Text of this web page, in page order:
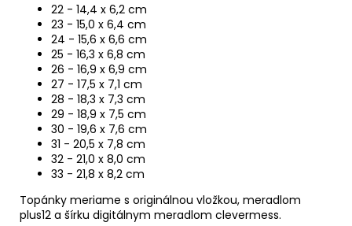
22 - 14,4 x 6,2 cm
23 - 15,0 x 6,4 cm
24 - 15,6 x 6,6 cm
25 - 16,3 x 6,8 cm
26 - 16,9 x 6,9 cm
27 - 17,5 x 7,1 cm
28 - 18,3 x 7,3 cm
29 - 18,9 x 7,5 cm
30 - 19,6 x 7,6 cm
31 - 20,5 x 7,8 cm
32 - 21,0 x 8,0 cm
33 - 21,8 x 8,2 cm
Topánky meriame s originálnou vložkou, meradlom
plus12 a šírku digitálnym meradlom clevermess.